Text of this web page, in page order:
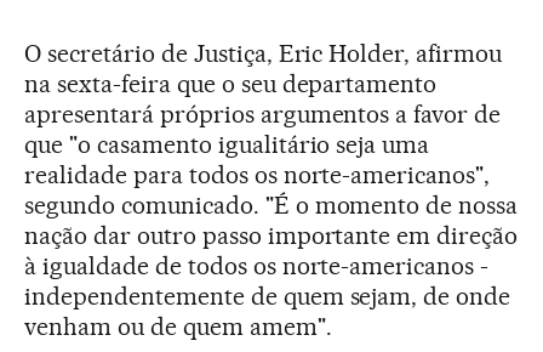
O secretário de Justiça, Eric Holder, afirmou
na sexta-feira que o seu departamento
apresentará próprios argumentos a favor de
que "o casamento igualitário seja uma
realidade para todos os norte-americanos",
segundo comunicado. "É o momento de nossa
nação dar outro passo importante em direção
à igualdade de todos os norte-americanos -
independentemente de quem sejam, de onde
venham ou de quem amem".